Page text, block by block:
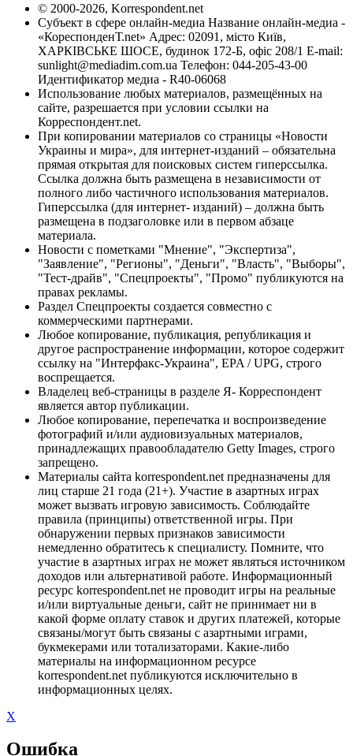
© 2000-2026, Korrespondent.net
Субъект в сфере онлайн-медиа Название онлайн-медиа -
«КореспонденТ.net» Адрес: 02091, місто Київ,
ХАРКІВСЬКЕ ШОСЕ, будинок 172-Б, офіс 208/1 E-mail:
sunlight@mediadim.com.ua Телефон: 044-205-43-00
Идентификатор медиа - R40-06068
Использование любых материалов, размещённых на
сайте, разрешается при условии ссылки на
Корреспондент.net.
При копировании материалов со страницы «Новости
Украины и мира», для интернет-изданий – обязательна
прямая открытая для поисковых систем гиперссылка.
Ссылка должна быть размещена в независимости от
полного либо частичного использования материалов.
Гиперссылка (для интернет- изданий) – должна быть
размещена в подзаголовке или в первом абзаце
материала.
Новости с пометками "Мнение", "Экспертиза",
"Заявление", "Регионы", "Деньги", "Власть", "Выборы",
"Тест-драйв", "Спецпроекты", "Промо" публикуются на
правах рекламы.
Раздел Спецпроекты создается совместно с
коммерческими партнерами.
Любое копирование, публикация, републикация и
другое распространение информации, которое содержит
ссылку на "Интерфакс-Украина", EPA / UPG, строго
воспрещается.
Владелец веб-страницы в разделе Я- Корреспондент
является автор публикации.
Любое копирование, перепечатка и воспроизведение
фотографий и/или аудиовизуальных материалов,
принадлежащих правообладателю Getty Images, строго
запрещено.
Материалы сайта korrespondent.net предназначены для
лиц старше 21 года (21+). Участие в азартных играх
может вызвать игровую зависимость. Соблюдайте
правила (принципы) ответственной игры. При
обнаружении первых признаков зависимости
немедленно обратитесь к специалисту. Помните, что
участие в азартных играх не может являться источником
доходов или альтернативой работе. Информационный
ресурс korrespondent.net не проводит игры на реальные
и/или виртуальные деньги, сайт не принимает ни в
какой форме оплату ставок и других платежей, которые
связаны/могут быть связаны с азартными играми,
букмекерами или тотализаторами. Какие-либо
материалы на информационном ресурсе
korrespondent.net публикуются исключительно в
информационных целях.
X
Ошибка